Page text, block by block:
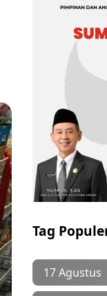
Tag
17 Agustus